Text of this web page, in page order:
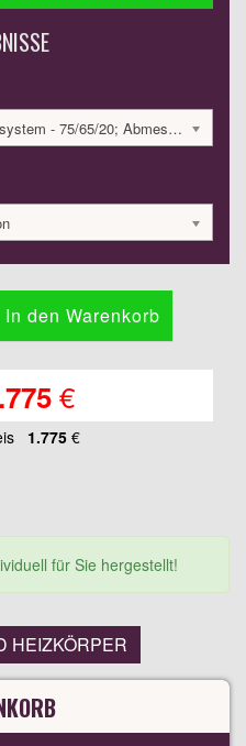
Typen: für Hochtemperatur Heizsystem - 75/65/20; Abmessungen: 600x400x40 mm; 359 Watt:; 1775.08 €
€
1.775 €
für Sie hergestellt!
HEIZKÖRPER